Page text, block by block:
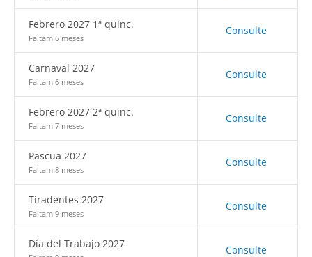
Febrero 2027 1ª quinc.
Faltam 6 meses
Consulte
Carnaval 2027
Faltam 6 meses
Consulte
Febrero 2027 2ª quinc.
Faltam 7 meses
Consulte
Pascua 2027
Faltam 8 meses
Consulte
Tiradentes 2027
Faltam 9 meses
Consulte
Día del Trabajo 2027 Consulte